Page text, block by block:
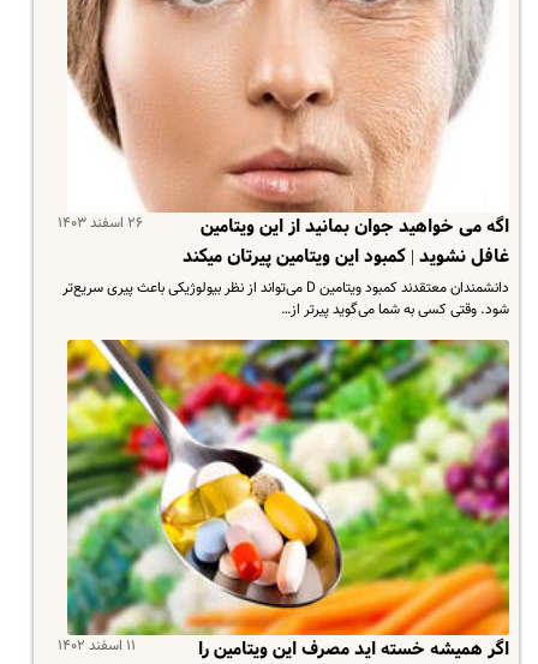
۲۶ اسفند ۱۴۰۳
اگه می خواهید جوان بمانید از این ویتامین
غافل نشوید | کمبود این ویتامین پیرتان میکند
دانشمندان معتقدند کمبود ویتامین D می‌تواند از نظر بیولوژیکی باعث پیری سریع‌تر
شود. وقتی کسی به شما می‌گوید پیرتر از…
۱۱ اسفند ۱۴۰۲
اگر همیشه خسته اید مصرف این ویتامین را